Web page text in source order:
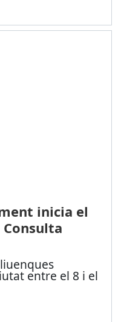
inicia el
entre el 8 i el